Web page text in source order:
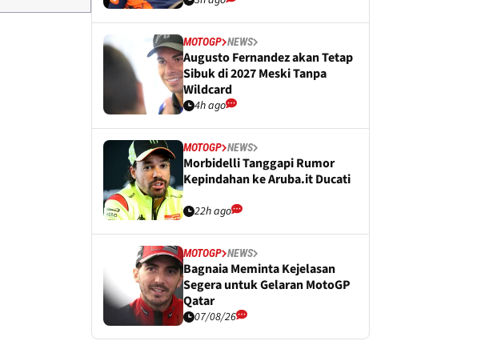
MOTOGP NEWS
Augusto Fernandez akan Tetap
Sibuk di 2027 Meski Tanpa
Wildcard
4h ago
MOTOGP NEWS
Morbidelli Tanggapi Rumor
Kepindahan ke Aruba.it Ducati
22h ago
MOTOGP NEWS
Bagnaia Meminta Kejelasan
Segera untuk Gelaran MotoGP
Qatar
07/08/26